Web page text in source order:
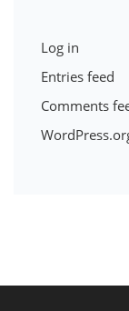
Log in
Entries feed
Comments